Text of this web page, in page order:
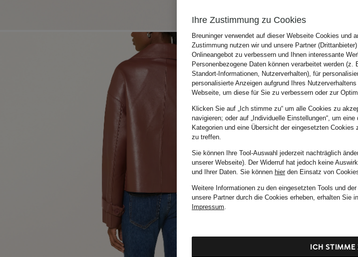
Ihre Zustimmung zu Cookies
Breuninger verwendet auf dieser Webseite Cookies und
Zustimmung nutzen wir und unsere Partner
Onlineangebot zu verbessern und Ihnen interessante
Personenbezogene Daten können verarbeitet werden
Standort-Informationen, Nutzerverhalten), für
personalisierte Anzeigen aufgrund Ihres
Webseite, um diese für Sie zu verbessern oder zur
Klicken Sie auf „Ich stimme zu“ um alle Cookies zu
navigieren; oder auf „Individuelle Einstellungen“, um
Kategorien und eine Übersicht der eingesetzten Cookies
zu treffen.
Sie können Ihre Tool-Auswahl jederzeit nachträglich
unserer Webseite). Der Widerruf hat jedoch keine
und Ihrer Daten. Sie können hierden Einsatz von
Weitere Informationen zu den eingesetzten Tools und
unsere Partner durch die Cookies erheben, erhalten Sie
Impressum.
ICH STIMME